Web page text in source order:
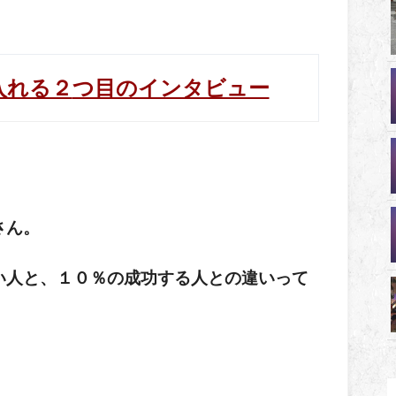
る２つ目のインタビュー
。
と、 １０％の成功する人との違いって